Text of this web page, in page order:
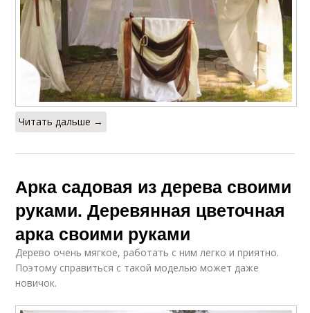
Читать дальше →
Арка садовая из дерева своими
руками. Деревянная цветочная
арка своими руками
Дерево очень мягкое, работать с ним легко и приятно.
Поэтому справиться с такой моделью может даже
новичок.